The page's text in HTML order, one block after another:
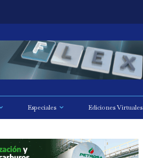
Especiales Ediciones Virtuales